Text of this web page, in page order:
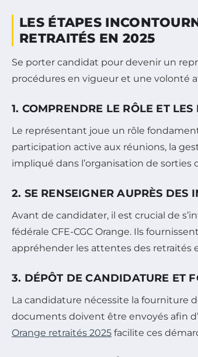
LES ÉTAPES
RETRAITÉS EN 2025
Se porter candidat pour devenir un
procédures en vigueur et une volonté
1. COMPRENDRE LE RÔLE ET
Le représentant joue un rôle
participation active aux réunions, la
impliqué dans l’organisation de sorties
2. SE RENSEIGNER AUPRÈS DES
Avant de candidater, il est crucial de
fédérale CFE-CGC Orange. Ils
appréhender les attentes des retraités
3. DÉPÔT DE CANDIDATURE ET
La candidature nécessite la fourniture
documents doivent être envoyés afin
Orange retraités 2025 facilite ces